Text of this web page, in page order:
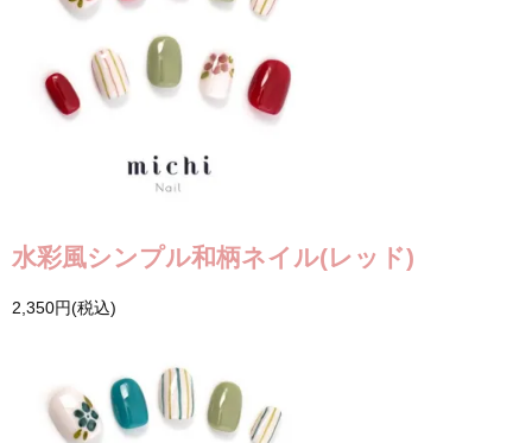
水彩風シンプル和柄ネイル(レッド)
2,350円(税込)